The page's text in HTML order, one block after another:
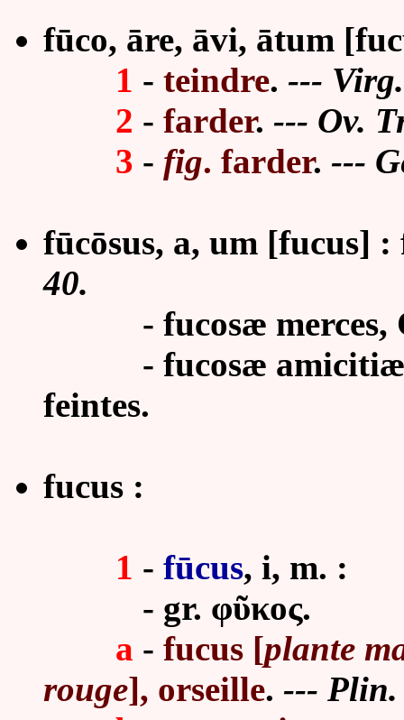
fūco, āre, āvi, ātum
1 - teindre. ---
2 - farder. --- Ov.
3 - fig. farder. ---
fūcōsus, a, um [fucus]
40.
- fucosæ merces,
- fucosæ amicitiæ,
feintes.
fucus :
1 - fūcus, i, m. :
- gr. φῦκος.
a - fucus [plante
rouge], orseille. --- Plin.